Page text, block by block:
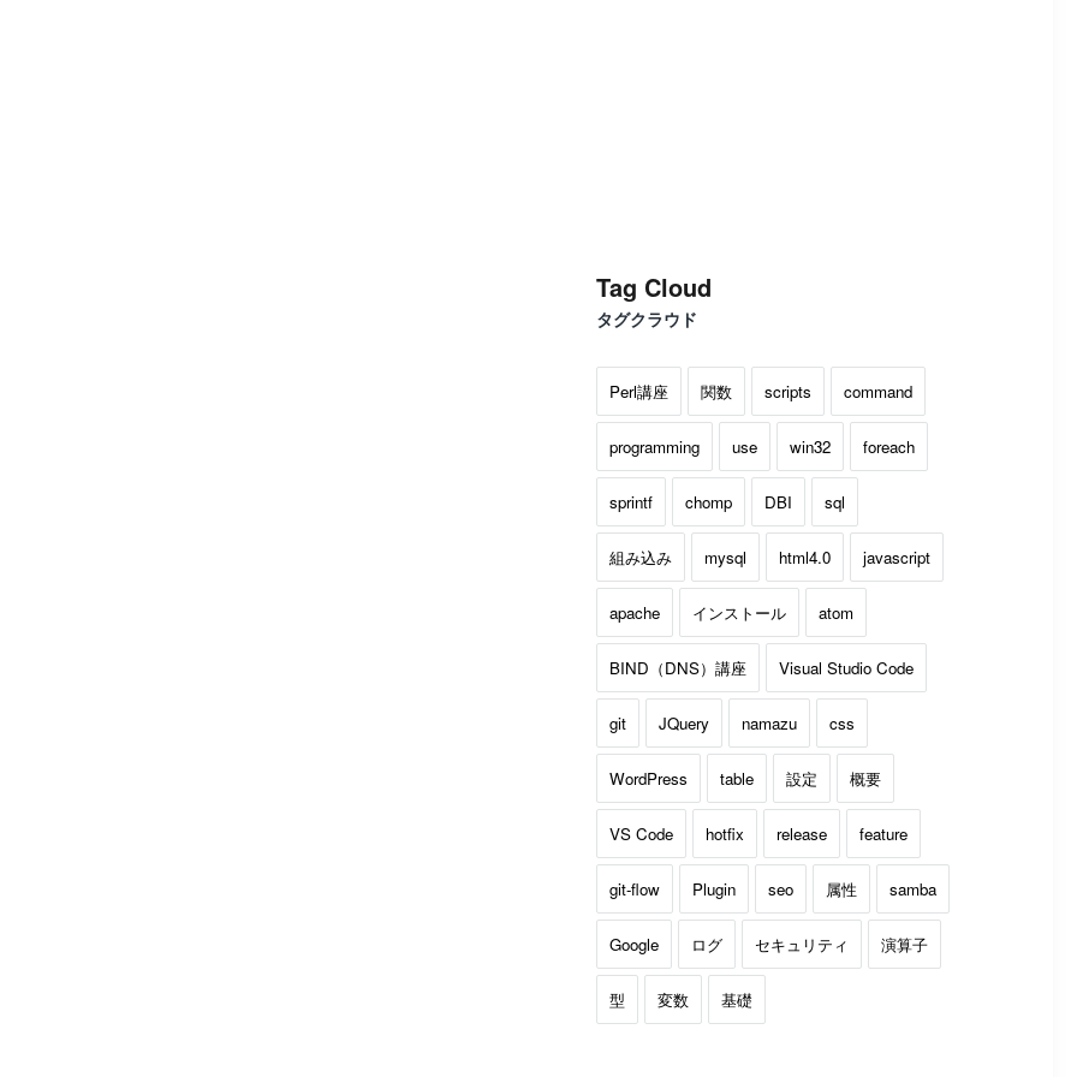
Tag Cloud
タグクラウド
Perl講座 関数 scripts command
programming use win32 foreach
sprintf chomp DBI sql
組み込み mysql html4.0 javascript
apache インストール atom
BIND（DNS）講座 Visual Studio Code
git JQuery namazu css
WordPress table 設定 概要
VS Code hotfix release feature
git-flow Plugin seo 属性 samba
Google ログ セキュリティ 演算子
型 変数 基礎